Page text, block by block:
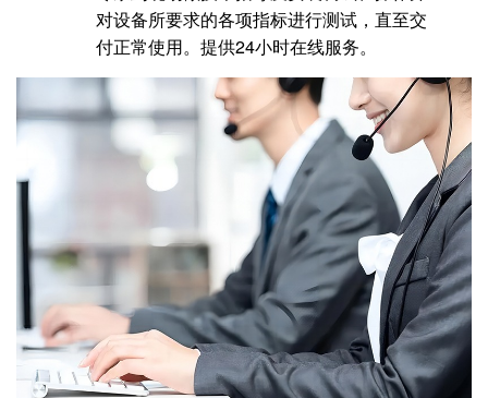
对设备所要求的各项指标进行测试，直至交
付正常使用。提供24小时在线服务。